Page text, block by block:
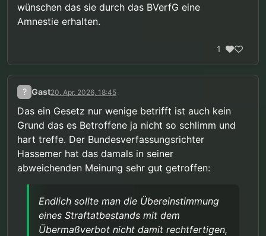
wünschen das sie durch das BVerfG eine
Amnestie erhalten.
1
? Gast20. Apr. 2026, 18:45
Das ein Gesetz nur wenige betrifft ist auch kein
Grund das es Betroffene ja nicht so schlimm und
hart treffe. Der Bundesverfassungsrichter
Hassemer hat das damals in seiner
abweichenden Meinung sehr gut getroffen:
Endlich sollte man die Übereinstimmung
eines Straftatbestands mit dem
Übermaßverbot nicht damit rechtfertigen,